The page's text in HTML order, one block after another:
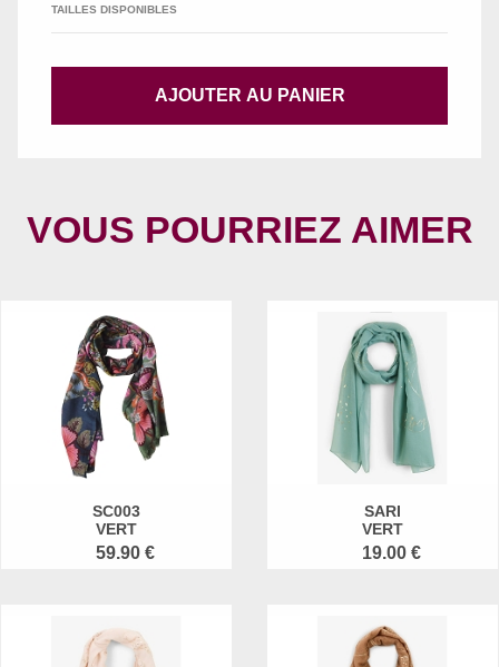
TAILLES DISPONIBLES
AJOUTER AU PANIER
VOUS POURRIEZ AIMER
SC003
VERT
59.90 €
SARI
VERT
19.00 €